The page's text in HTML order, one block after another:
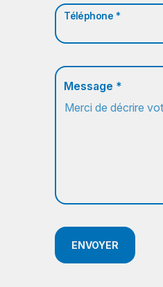
Téléphone *
Message *
ENVOYER